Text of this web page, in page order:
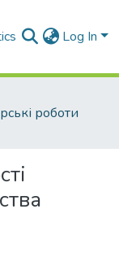
Log In
роботи